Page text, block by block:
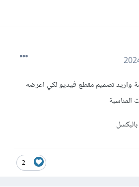
مقاس ٥٥ بوصة واريد تصميم مقطع فيديو لكي اعرضه
المناسبة
2